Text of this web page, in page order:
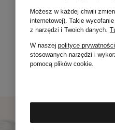
Możesz w każdej chwili
internetowej). Takie
z narzędzi i Twoich danych.
W naszej polityce prywatności
stosowanych narzędzi i
pomocą plików cookie.